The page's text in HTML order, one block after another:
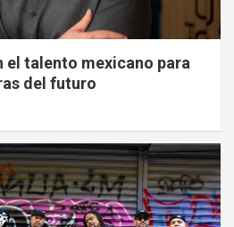
el talento mexicano para
del futuro